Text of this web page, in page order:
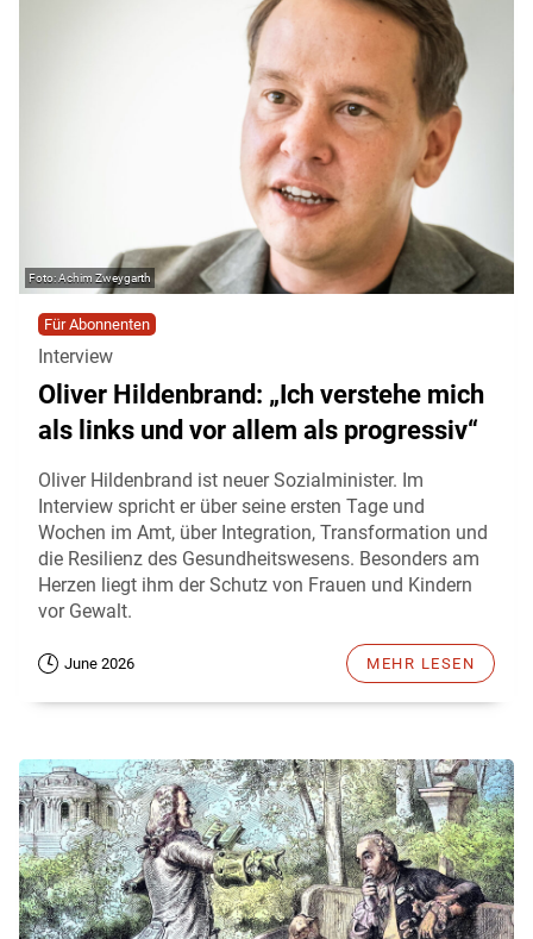
Achim Zweygarth
Für Abonnenten
Interview
Oliver Hildenbrand: „Ich verstehe mich
als links und vor allem als progressiv“
Oliver Hildenbrand ist neuer Sozialminister. Im
Interview spricht er über seine ersten Tage und
Wochen im Amt, über Integration, Transformation und
die Resilienz des Gesundheitswesens. Besonders am
Herzen liegt ihm der Schutz von Frauen und Kindern
vor Gewalt.
June 2026 MEHR LESEN